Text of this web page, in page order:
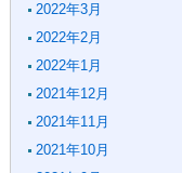
2022年3月
2022年2月
2022年1月
2021年12月
2021年11月
2021年10月